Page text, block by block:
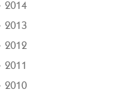
2014
2013
2012
2011
2010